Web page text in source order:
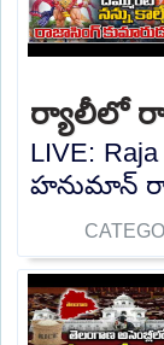
ర్యాలీలో
LIVE:
హనుమాన్